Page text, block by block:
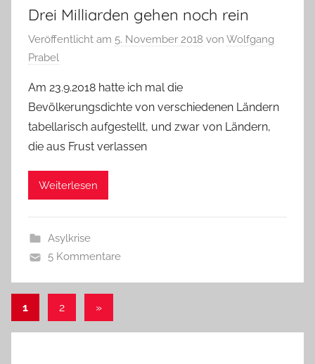
Drei Milliarden gehen noch rein
Veröffentlicht am 5. November 2018 von Wolfgang
Prabel
Am 23.9.2018 hatte ich mal die
Bevölkerungsdichte von verschiedenen Ländern
tabellarisch aufgestellt, und zwar von Ländern,
die aus Frust verlassen
Weiterlesen
Asylkrise
5 Kommentare
Beitragsnavigation
1 2
Nächste
»